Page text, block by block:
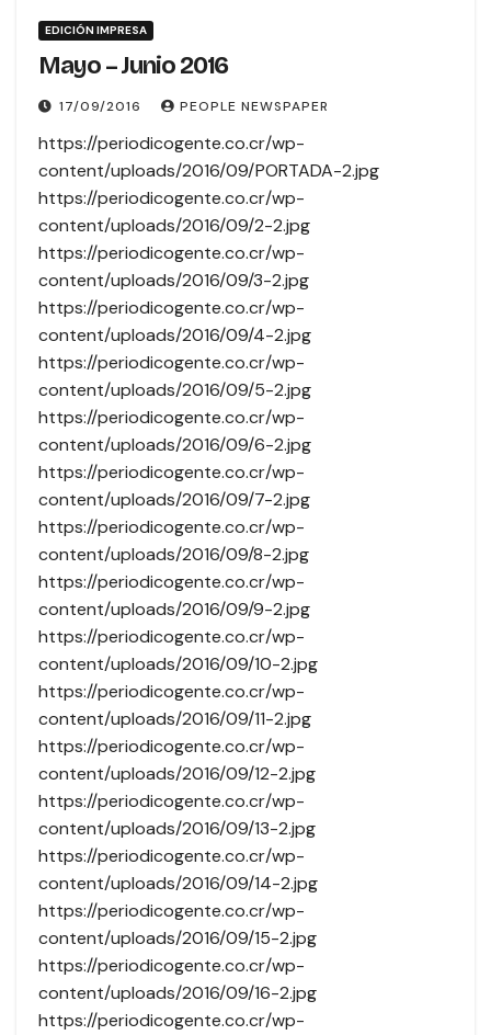
EDICIÓN IMPRESA
Mayo – Junio 2016
17/09/2016 PEOPLE NEWSPAPER
https://periodicogente.co.cr/wp-
content/uploads/2016/09/PORTADA-2.jpg
https://periodicogente.co.cr/wp-
content/uploads/2016/09/2-2.jpg
https://periodicogente.co.cr/wp-
content/uploads/2016/09/3-2.jpg
https://periodicogente.co.cr/wp-
content/uploads/2016/09/4-2.jpg
https://periodicogente.co.cr/wp-
content/uploads/2016/09/5-2.jpg
https://periodicogente.co.cr/wp-
content/uploads/2016/09/6-2.jpg
https://periodicogente.co.cr/wp-
content/uploads/2016/09/7-2.jpg
https://periodicogente.co.cr/wp-
content/uploads/2016/09/8-2.jpg
https://periodicogente.co.cr/wp-
content/uploads/2016/09/9-2.jpg
https://periodicogente.co.cr/wp-
content/uploads/2016/09/10-2.jpg
https://periodicogente.co.cr/wp-
content/uploads/2016/09/11-2.jpg
https://periodicogente.co.cr/wp-
content/uploads/2016/09/12-2.jpg
https://periodicogente.co.cr/wp-
content/uploads/2016/09/13-2.jpg
https://periodicogente.co.cr/wp-
content/uploads/2016/09/14-2.jpg
https://periodicogente.co.cr/wp-
content/uploads/2016/09/15-2.jpg
https://periodicogente.co.cr/wp-
content/uploads/2016/09/16-2.jpg
https://periodicogente.co.cr/wp-